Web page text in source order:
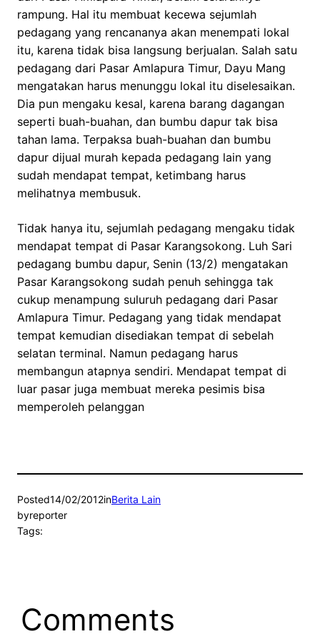
rampung. Hal itu membuat kecewa sejumlah
pedagang yang rencananya akan menempati lokal
itu, karena tidak bisa langsung berjualan. Salah satu
pedagang dari Pasar Amlapura Timur, Dayu Mang
mengatakan harus menunggu lokal itu diselesaikan.
Dia pun mengaku kesal, karena barang dagangan
seperti buah-buahan, dan bumbu dapur tak bisa
tahan lama. Terpaksa buah-buahan dan bumbu
dapur dijual murah kepada pedagang lain yang
sudah mendapat tempat, ketimbang harus
melihatnya membusuk.
Tidak hanya itu, sejumlah pedagang mengaku tidak
mendapat tempat di Pasar Karangsokong. Luh Sari
pedagang bumbu dapur, Senin (13/2) mengatakan
Pasar Karangsokong sudah penuh sehingga tak
cukup menampung suluruh pedagang dari Pasar
Amlapura Timur. Pedagang yang tidak mendapat
tempat kemudian disediakan tempat di sebelah
selatan terminal. Namun pedagang harus
membangun atapnya sendiri. Mendapat tempat di
luar pasar juga membuat mereka pesimis bisa
memperoleh pelanggan
Posted14/02/2012inBerita Lain
byreporter
Tags:
Comments